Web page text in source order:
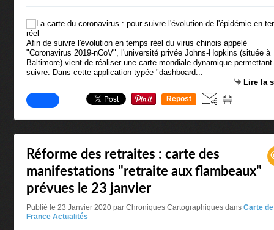
Afin de suivre l'évolution en temps réel du virus chinois appelé
"Coronavirus 2019-nCoV", l'université privée Johns-Hopkins (située à
Baltimore) vient de réaliser une carte mondiale dynamique permettant
suivre. Dans cette application typée "dashboard...
Lire la
Repost
Réforme des retraites : carte des
manifestations "retraite aux flambeaux"
prévues le 23 janvier
Publié le 23 Janvier 2020 par Chroniques Cartographiques dans Carte de
France Actualités